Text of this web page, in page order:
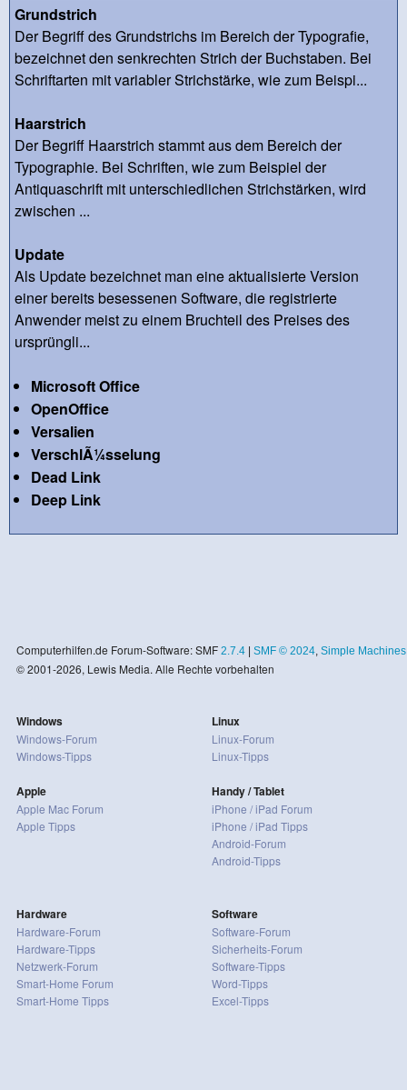
Grundstrich
Der Begriff des Grundstrichs im Bereich der Typografie,
bezeichnet den senkrechten Strich der Buchstaben. Bei
Schriftarten mit variabler Strichstärke, wie zum Beispi...
Haarstrich
Der Begriff Haarstrich stammt aus dem Bereich der
Typographie. Bei Schriften, wie zum Beispiel der
Antiquaschrift mit unterschiedlichen Strichstärken, wird
zwischen ...
Update
Als Update bezeichnet man eine aktualisierte Version
einer bereits besessenen Software, die registrierte
Anwender meist zu einem Bruchteil des Preises des
ursprüngli...
Microsoft Office
OpenOffice
Versalien
VerschlÃ¼sselung
Dead Link
Deep Link
Computerhilfen.de Forum-Software: SMF 2.7.4| SMF © 2024, Simple Machines
© 2001-2026, Lewis Media. Alle Rechte vorbehalten
Windows
Windows-Forum
Windows-Tipps
Apple
Apple Mac Forum
Apple Tipps
Linux
Linux-Forum
Linux-Tipps
Handy / Tablet
iPhone / iPad Forum
iPhone / iPad Tipps
Android-Forum
Android-Tipps
Hardware
Hardware-Forum
Hardware-Tipps
Netzwerk-Forum
Smart-Home Forum
Smart-Home Tipps
Software
Software-Forum
Sicherheits-Forum
Software-Tipps
Word-Tipps
Excel-Tipps